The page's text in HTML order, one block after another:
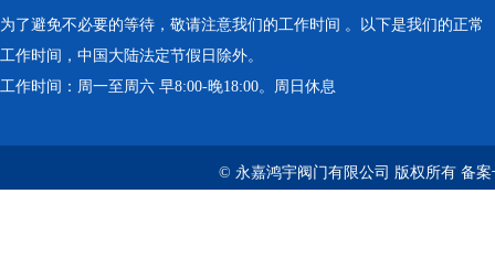
为了避免不必要的等待，敬请注意我们的工作时间 。以下是我们的正常
工作时间，中国大陆法定节假日除外。
工作时间：周一至周六 早8:00-晚18:00。周日休息
© 永嘉鸿宇阀门有限公司 版权所有 备案